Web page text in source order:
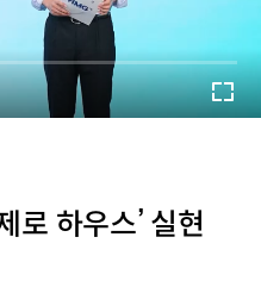
로 하우스’ 실현